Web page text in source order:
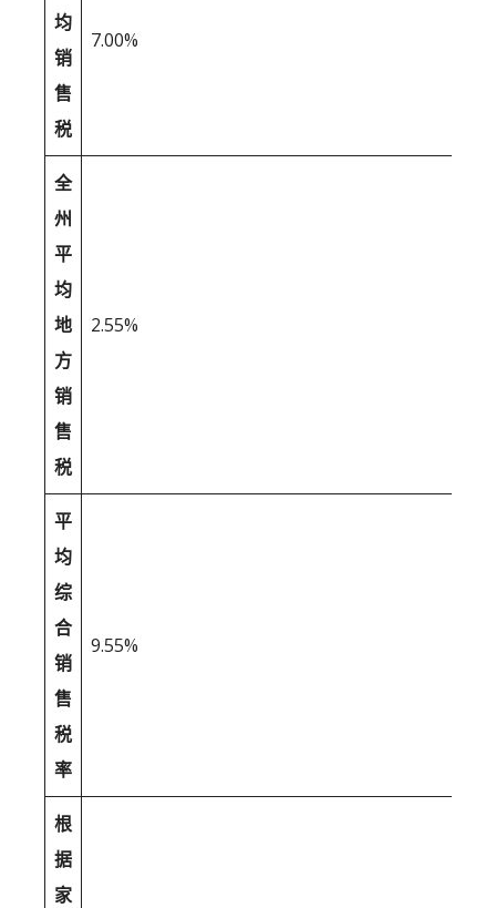
均
销
售
税
7.00%
全
州
平
均
地
方
销
售
税
2.55%
平
均
综
合
销
售
税
率
9.55%
根
据
家